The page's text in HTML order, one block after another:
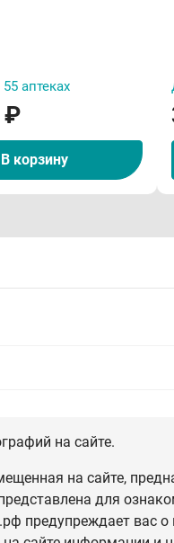
аптеках
₽
В корзину
на сайте.
на сайте,
для
предупреждает вас